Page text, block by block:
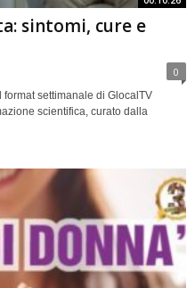
sintomi, cure e
0
settimanale di GlocalTV
scientifica, curato dalla